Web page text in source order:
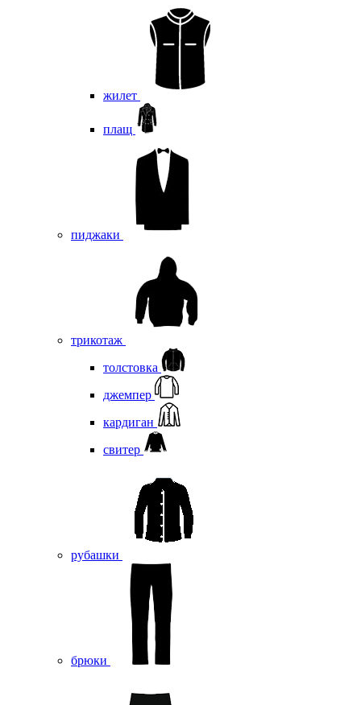
жилет
плащ
пиджаки
трикотаж
толстовка
джемпер
кардиган
свитер
рубашки
брюки